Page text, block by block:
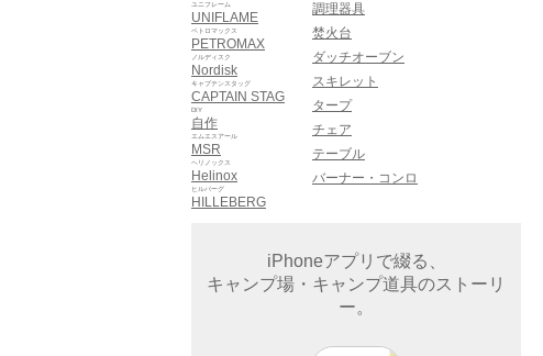
UNIFLAME
ユニフレーム
PETROMAX
ペトロマックス
Nordisk
ノルディスク
CAPTAIN STAG
キャプテンスタッグ
自作
DIY
MSR
エムエスアール
Helinox
ヘリノックス
HILLEBERG
ヒルバーグ
調理器具
焚火台
ダッチオーブン
スキレット
タープ
チェア
テーブル
バーナー・コンロ
iPhoneアプリで綴る、
キャンプ場・キャンプ道具のストーリ
ー。